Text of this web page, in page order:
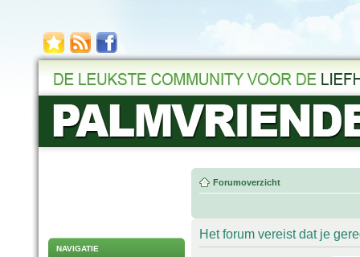
NAVIGATIE
Forumoverzicht
Het forum vereist dat je